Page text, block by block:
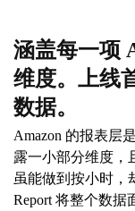
涵盖每一项
维度。上线
数据。
Amazon 的报表层
露一小部分维度，
虽能做到按小时，
Report 将整个数据